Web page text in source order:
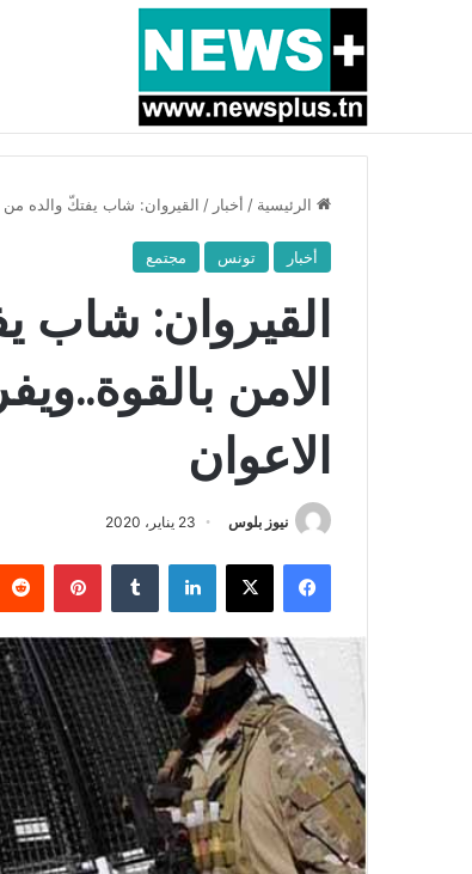
أخبار عاجلة بسبب المرزوقي وبتكليف من سعيّد:
الرئيسية / أخبار / القيروان: شاب يفتكّ والده من
أخبار تونس مجتمع
القيروان: شاب
الامن
الاعوان
نيوز بلوس 23 يناير، 2020
فيسبوك X لينكدإن